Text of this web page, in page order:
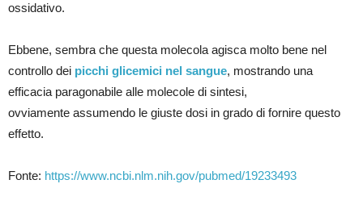
ossidativo.
Ebbene, sembra che questa molecola agisca molto bene nel
controllo dei picchi glicemici nel sangue, mostrando una
efficacia paragonabile alle molecole di sintesi,
ovviamente assumendo le giuste dosi in grado di fornire questo
effetto.
Fonte: https://www.ncbi.nlm.nih.gov/pubmed/19233493